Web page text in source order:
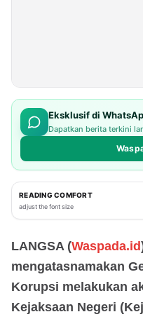
Eksklusif di
Dapatkan berita terkini
READING COMFORT
adjust the font size
LANGSA (Waspada.id
mengatasnamakan
Korupsi melakukan
Kejaksaan Negeri